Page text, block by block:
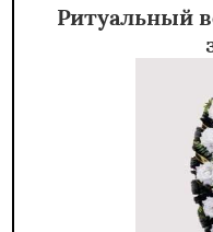
Ритуальный